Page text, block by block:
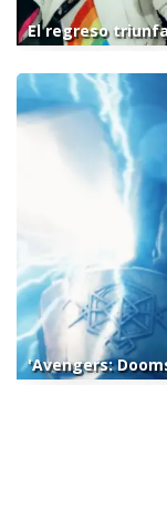
El regreso
'Avengers: